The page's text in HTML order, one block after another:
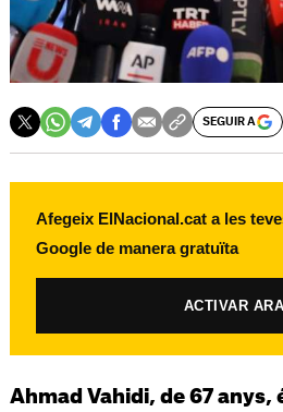
SEGUIR A
Afegeix ElNacional.cat a les
Google de manera gratuïta
ACTIVAR
Ahmad Vahidi, de 67 anys,